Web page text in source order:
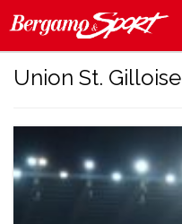
Union St. Gilloise